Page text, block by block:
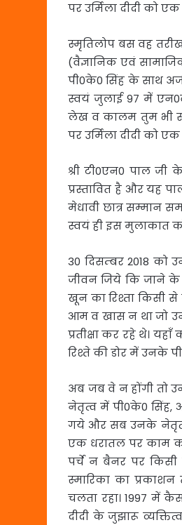
पर उर्मिला दीदी को
स्मृतिलोप बस वह तरीख
(वैज्ञानिक एवं
पी0के0 सिंह के साथ
स्वयं जुलाई 97 में
लेख व कालम तुम भी
पर उर्मिला दीदी को
श्री टी0एन0 पाल जी
प्रस्तावित है और यह
मेधावी छात्र सम्मान
स्वयं ही इस मुलाकात
30 दिसम्बर 2018 को
जीवन जिये कि जाने के
खून का रिश्ता किसी
आम व खास न था जो
प्रतीक्षा कर रहे थे।
रिश्ते की डोर में उनके
अब जब वे न होंगी तो
नेतृत्व में पी0के0 सिंह,
गये और सब उनके
एक धरातल पर काम
पर्चे न बैनर पर किसी
स्मारिका का
चलता रहा। 1997 में
दीदी के जुझारू